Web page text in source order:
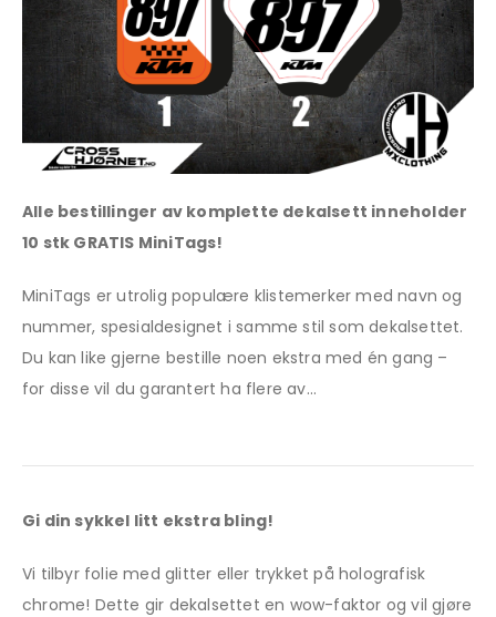
Alle bestillinger av komplette dekalsett inneholder
10 stk GRATIS MiniTags!
MiniTags er utrolig populære klistemerker med navn og
nummer, spesialdesignet i samme stil som dekalsettet.
Du kan like gjerne bestille noen ekstra med én gang –
for disse vil du garantert ha flere av…
Gi din sykkel litt ekstra bling!
Vi tilbyr folie med glitter eller trykket på holografisk
chrome! Dette gir dekalsettet en wow-faktor og vil gjøre